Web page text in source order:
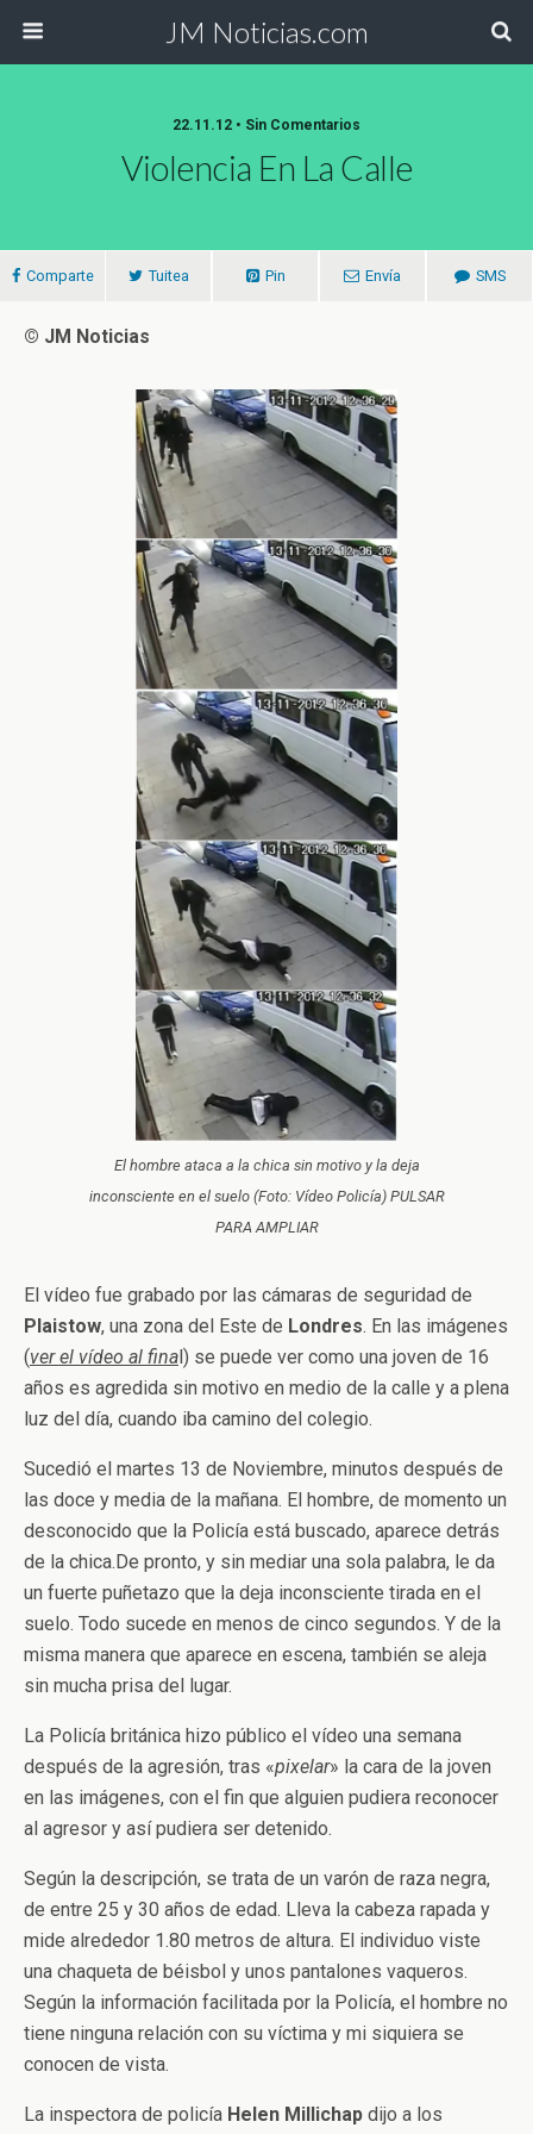
JM Noticias.com
22.11.12 • Sin Comentarios
Violencia En La Calle
Comparte Tuitea Pin Envía SMS
© JM Noticias
El hombre ataca a la chica sin motivo y la deja
inconsciente en el suelo (Foto: Vídeo Policía) PULSAR
PARA AMPLIAR
El vídeo fue grabado por las cámaras de seguridad de
Plaistow, una zona del Este de Londres. En las imágenes
(ver el vídeo al final) se puede ver como una joven de 16
años es agredida sin motivo en medio de la calle y a plena
luz del día, cuando iba camino del colegio.
Sucedió el martes 13 de Noviembre, minutos después de
las doce y media de la mañana. El hombre, de momento un
desconocido que la Policía está buscado, aparece detrás
de la chica.De pronto, y sin mediar una sola palabra, le da
un fuerte puñetazo que la deja inconsciente tirada en el
suelo. Todo sucede en menos de cinco segundos. Y de la
misma manera que aparece en escena, también se aleja
sin mucha prisa del lugar.
La Policía británica hizo público el vídeo una semana
después de la agresión, tras «pixelar» la cara de la joven
en las imágenes, con el fin que alguien pudiera reconocer
al agresor y así pudiera ser detenido.
Según la descripción, se trata de un varón de raza negra,
de entre 25 y 30 años de edad. Lleva la cabeza rapada y
mide alrededor 1.80 metros de altura. El individuo viste
una chaqueta de béisbol y unos pantalones vaqueros.
Según la información facilitada por la Policía, el hombre no
tiene ninguna relación con su víctima y mi siquiera se
conocen de vista.
La inspectora de policía Helen Millichap dijo a los